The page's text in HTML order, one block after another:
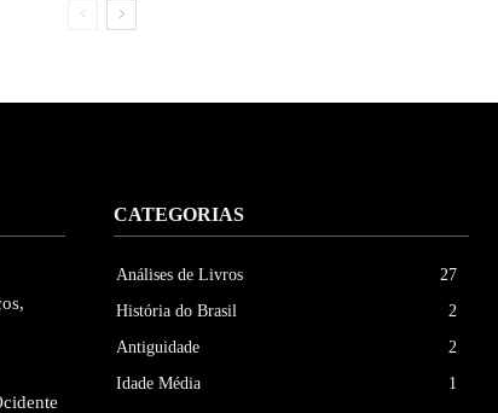
CATEGORIAS
Análises de Livros
27
História do Brasil
2
Antiguidade
2
Idade Média
1